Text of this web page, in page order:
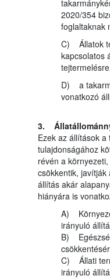
2020/354
foglaltaknak
C) Állatok
kapcsolatos
D) a
vonatkozó
3.
Ezek az állítások
tulajdonságához
révén a
csökkentik, javítják
állítás akár
hiányára is
A)
irányuló
B)
C) Állati
irányuló